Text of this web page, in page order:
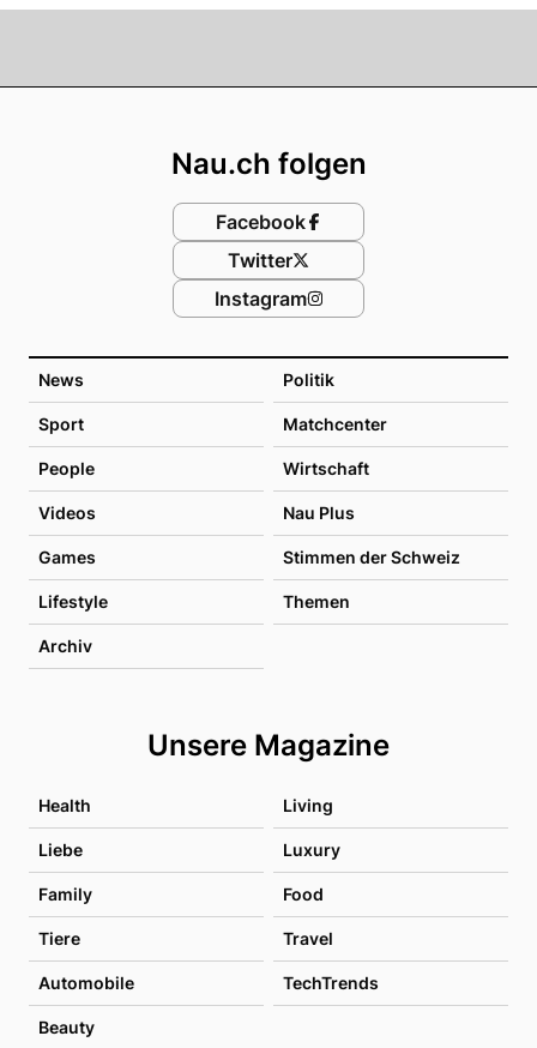
News Politik
Sport Matchcenter
People Wirtschaft
Videos Nau Plus
Games Stimmen der Schweiz
Lifestyle Themen
Archiv
Unsere Magazine
Health Living
Liebe Luxury
Family Food
Tiere Travel
Automobile TechTrends
Beauty
Nau.ch folgen
Facebook
Twitter
Instagram